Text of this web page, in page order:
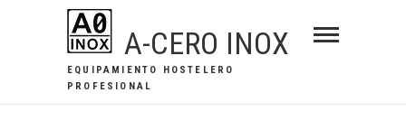
A-CERO INOX
EQUIPAMIENTO HOSTELERO
PROFESIONAL